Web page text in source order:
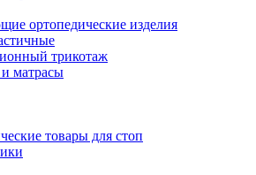
ортопедические изделия
трикотаж
матрасы
товары для стоп